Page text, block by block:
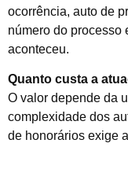
ocorrência, auto de
número do processo
aconteceu.
Quanto custa a
O valor depende da
complexidade dos
de honorários exige